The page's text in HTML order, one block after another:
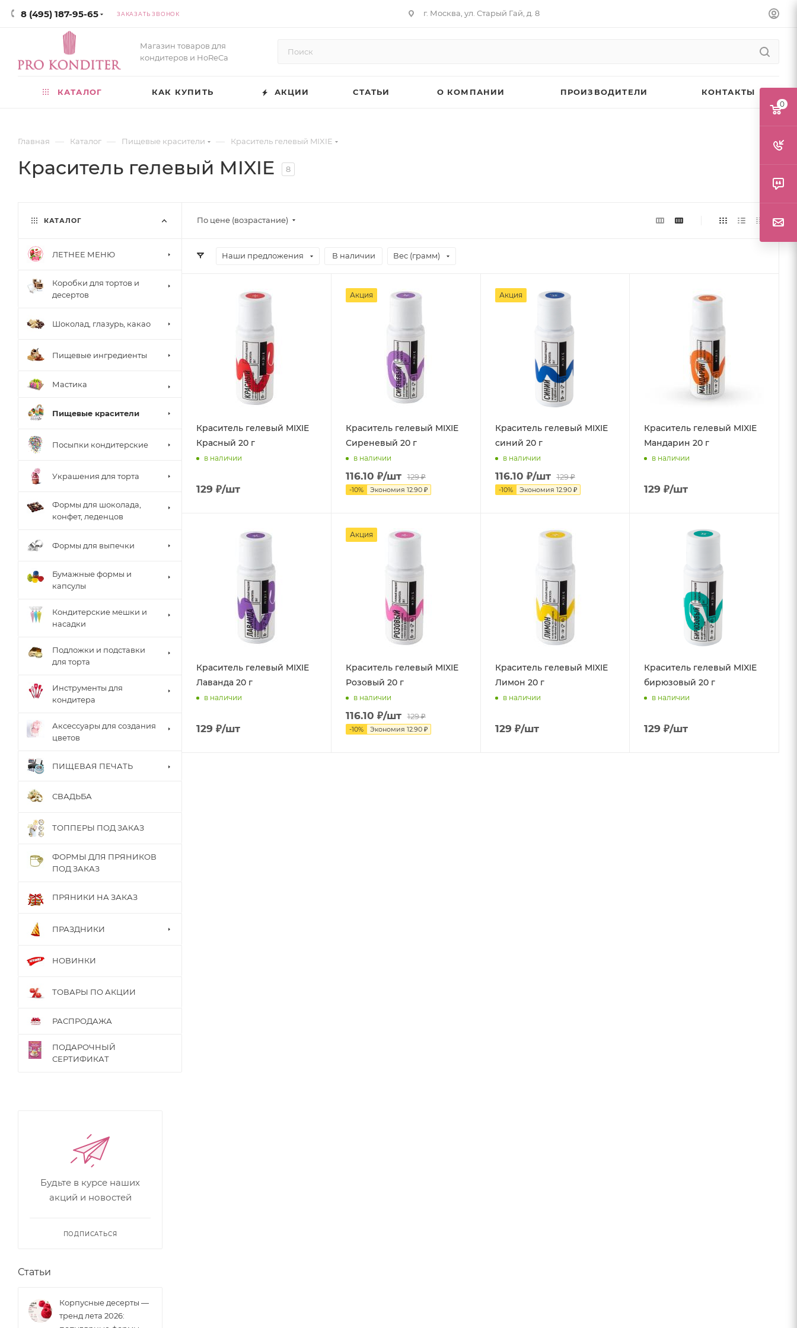
8 (495) 187-95-65 ЗАКАЗАТЬ ЗВОНОК г. Москва, ул. Старый Гай, д. 8
Магазин товаров для
кондитеров и HoReCa
КАТАЛОГ КАК КУПИТЬ АКЦИИ СТАТЬИ О КОМПАНИИ ПРОИЗВОДИТЕЛИ КОНТАКТЫ
Главная — Каталог — Пищевые красители — Краситель гелевый MIXIE
Краситель гелевый MIXIE 8
По цене (возрастание)
Наши предложения В наличии Вес (грамм)
Краситель гелевый MIXIE
Красный 20 г
в наличии
129 ₽/шт
Акция
Краситель гелевый MIXIE
Сиреневый 20 г
в наличии
116.10 ₽/шт 129₽
-10% Экономия 12.90₽
Акция
Краситель гелевый MIXIE
синий 20 г
в наличии
116.10 ₽/шт 129₽
-10% Экономия 12.90₽
Краситель гелевый MIXIE
Мандарин 20 г
в наличии
129 ₽/шт
Краситель гелевый MIXIE
Лаванда 20 г
в наличии
129 ₽/шт
Акция
Краситель гелевый MIXIE
Розовый 20 г
в наличии
116.10 ₽/шт 129₽
-10% Экономия 12.90₽
Краситель гелевый MIXIE
Лимон 20 г
в наличии
129 ₽/шт
Краситель гелевый MIXIE
бирюзовый 20 г
в наличии
129 ₽/шт
КАТАЛОГ
ЛЕТНЕЕ МЕНЮ
Коробки для тортов и
десертов
Шоколад, глазурь, какао
Пищевые ингредиенты
Мастика
Пищевые красители
Посыпки кондитерские
Украшения для торта
Формы для шоколада,
конфет, леденцов
Формы для выпечки
Бумажные формы и
капсулы
Кондитерские мешки и
насадки
Подложки и подставки
для торта
Инструменты для
кондитера
Аксессуары для создания
цветов
ПИЩЕВАЯ ПЕЧАТЬ
СВАДЬБА
ТОППЕРЫ ПОД ЗАКАЗ
ФОРМЫ ДЛЯ ПРЯНИКОВ
ПОД ЗАКАЗ
ПРЯНИКИ НА ЗАКАЗ
ПРАЗДНИКИ
НОВИНКИ
ТОВАРЫ ПО АКЦИИ
РАСПРОДАЖА
ПОДАРОЧНЫЙ
СЕРТИФИКАТ
Будьте в курсе наших
акций и новостей
ПОДПИСАТЬСЯ
Статьи
Корпусные десерты —
тренд лета 2026:
0